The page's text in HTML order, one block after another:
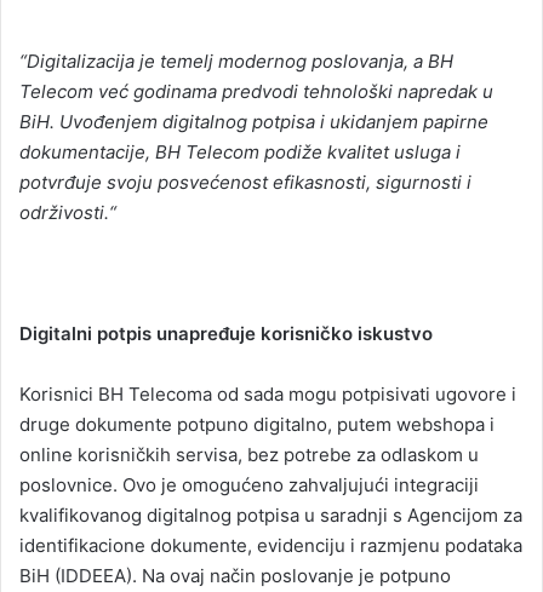
“Digitalizacija je temelj modernog poslovanja, a BH
Telecom već godinama predvodi tehnološki napredak u
BiH. Uvođenjem digitalnog potpisa i ukidanjem papirne
dokumentacije, BH Telecom podiže kvalitet usluga i
potvrđuje svoju posvećenost efikasnosti, sigurnosti i
održivosti.“
Digitalni potpis unapređuje korisničko iskustvo
Korisnici BH Telecoma od sada mogu potpisivati ugovore i
druge dokumente potpuno digitalno, putem webshopa i
online korisničkih servisa, bez potrebe za odlaskom u
poslovnice. Ovo je omogućeno zahvaljujući integraciji
kvalifikovanog digitalnog potpisa u saradnji s Agencijom za
identifikacione dokumente, evidenciju i razmjenu podataka
BiH (IDDEEA). Na ovaj način poslovanje je potpuno